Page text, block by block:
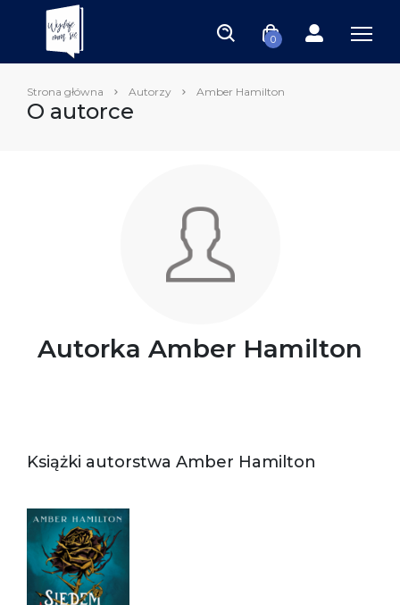
0
Strona główna Autorzy Amber Hamilton
O autorce
Autorka Amber Hamilton
Książki autorstwa Amber Hamilton